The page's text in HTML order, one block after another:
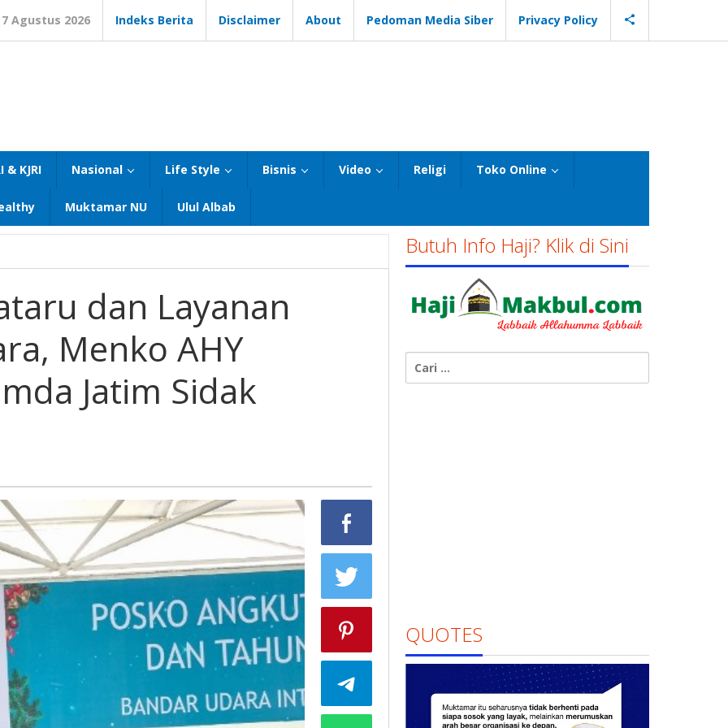
7 Agustus 2026 Indeks Berita Disclaimer About Pedoman Media Siber Privacy Policy
& KJRI Nasional Life Style Bisnis Video Religi Toko Online
Muktamar NU Ulul Albab
dan Layanan
Menko AHY
Jatim Sidak
Butuh Info Haji? Klik di Sini
untuk:
QUOTES